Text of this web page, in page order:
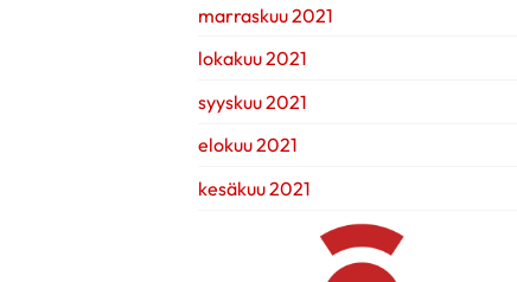
marraskuu 2021
lokakuu 2021
syyskuu 2021
elokuu 2021
kesäkuu 2021